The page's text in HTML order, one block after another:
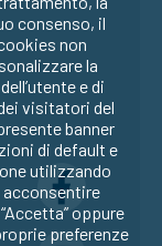
consenso, il
non
la
e di
visitatori del
banner
di default e
utilizzando
oppure
preferenze